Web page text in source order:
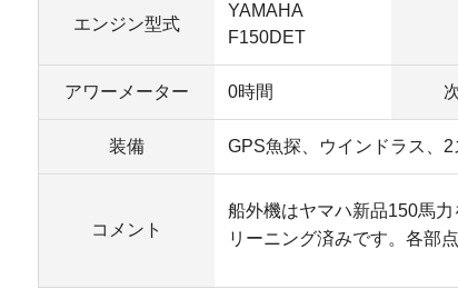
エンジン型式
YAMAHA
F150DET
アワーメーター 0時間
装備 GPS魚探、ウインドラス、
コメント
船外機はヤマハ新品150馬
リーニング済みです。各部